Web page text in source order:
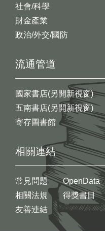
社會/科學
財金產業
政治/外交/國防
流通管道
國家書店(另開新視窗)
五南書店(另開新視窗)
寄存圖書館
相關連結
常見問題
相關法規
友善連結
OpenData
得獎書目